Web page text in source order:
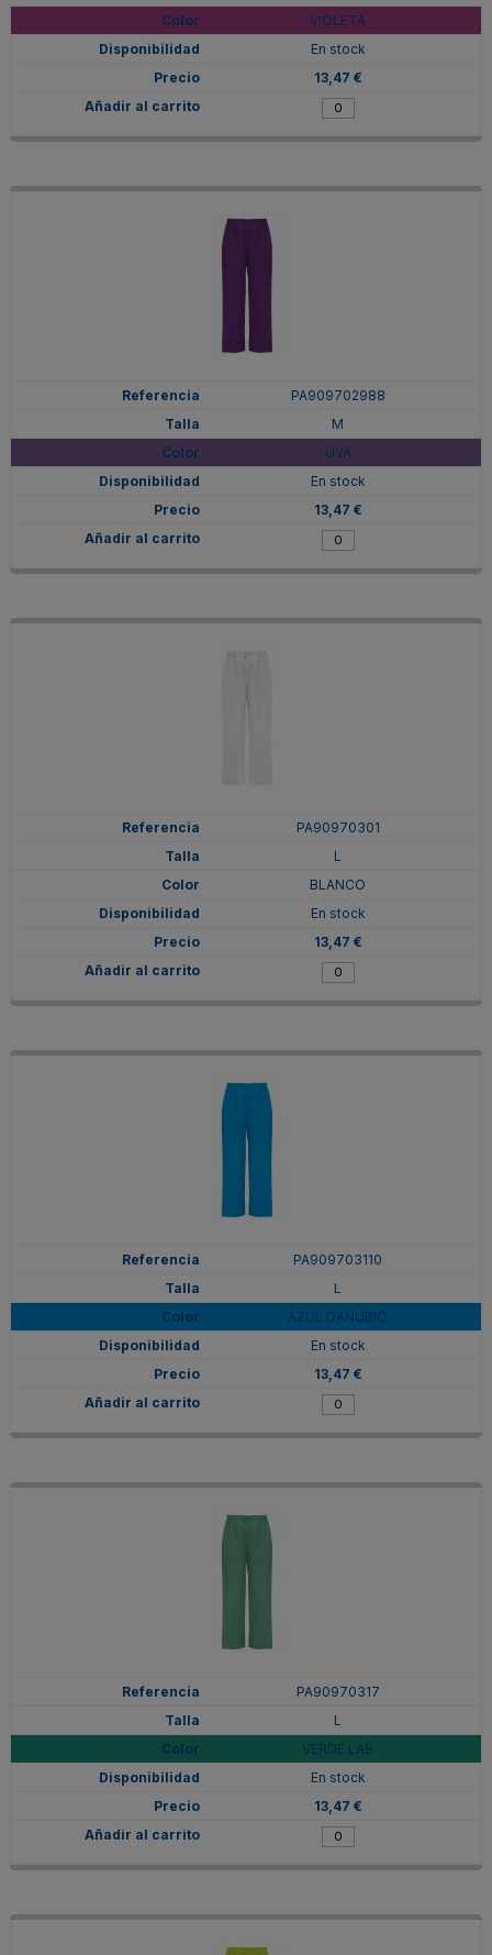
VIOLETA
En stock
13,47 €
PA909702988
M
UVA
En stock
13,47 €
PA90970301
L
BLANCO
En stock
13,47 €
PA909703110
L
AZUL DANUBIO
En stock
13,47 €
PA90970317
L
VERDE LAB
En stock
13,47 €